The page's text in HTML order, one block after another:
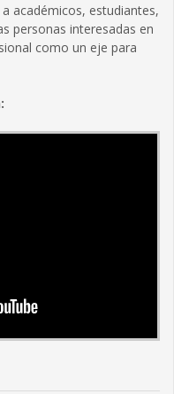
académicos, estudiantes,
personas interesadas en
como un eje para